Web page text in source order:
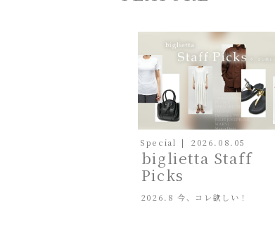
Special 2026.08.05
biglietta Staff
Picks
2026.8 今、コレ欲しい！